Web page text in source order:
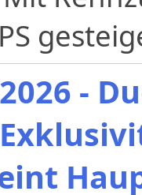
2026 -